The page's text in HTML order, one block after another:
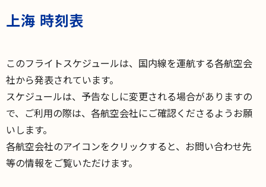
上海 時刻表
このフライトスケジュールは、国内線を運航する各航空会
社から発表されています。
スケジュールは、予告なしに変更される場合がありますの
で、ご利用の際は、各航空会社にご確認くださるようお願
いします。
各航空会社のアイコンをクリックすると、お問い合わせ先
等の情報をご覧いただけます。